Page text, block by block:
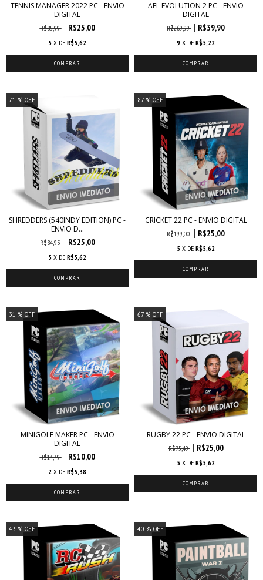
TENNIS MANAGER 2022 PC - ENVIO
DIGITAL
R$85,99 R$25,00
5 X DE R$5,62
AFL EVOLUTION 2 PC - ENVIO
DIGITAL
R$269,99 R$39,90
9 X DE R$5,22
71 % OFF
SHREDDERS (540INDY EDITION) PC -
ENVIO D...
R$84,93 R$25,00
5 X DE R$5,62
87% OFF
CRICKET 22 PC - ENVIO DIGITAL
R$199,00 R$25,00
5 X DE R$5,62
31 % OFF
MINIGOLF MAKER PC - ENVIO
DIGITAL
R$14,49 R$10,00
2 X DE R$5,38
67% OFF
RUGBY 22 PC - ENVIO DIGITAL
R$75,49 R$25,00
5 X DE R$5,62
43 % OFF 40 % OFF